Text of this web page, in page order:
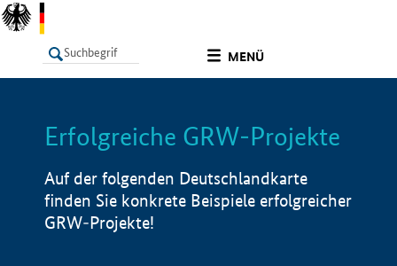
MENÜ
LISTE Info
Erfolgreiche GRW-Projekte
Auf der folgenden Deutschlandkarte
finden Sie konkrete Beispiele erfolgreicher
GRW-Projekte!